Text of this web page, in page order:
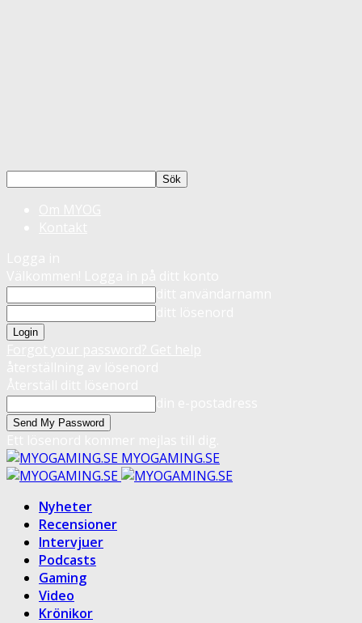
MYOGAMING.SE
Nyheter
Recensioner
Intervjuer
Podcasts
Gaming
Video
Krönikor